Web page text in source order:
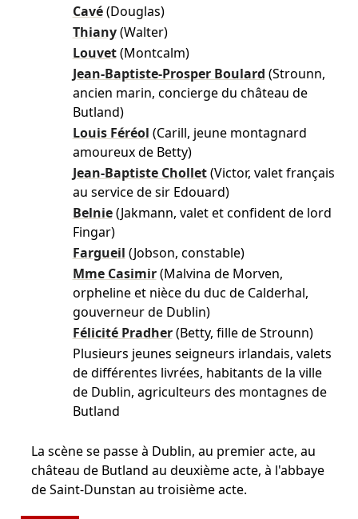
Cavé (Douglas)
Thiany (Walter)
Louvet (Montcalm)
Jean-Baptiste-Prosper Boulard (Strounn,
ancien marin, concierge du château de
Butland)
Louis Féréol (Carill, jeune montagnard
amoureux de Betty)
Jean-Baptiste Chollet (Victor, valet français
au service de sir Edouard)
Belnie (Jakmann, valet et confident de lord
Fingar)
Fargueil (Jobson, constable)
Mme Casimir (Malvina de Morven,
orpheline et nièce du duc de Calderhal,
gouverneur de Dublin)
Félicité Pradher (Betty, fille de Strounn)
Plusieurs jeunes seigneurs irlandais, valets
de différentes livrées, habitants de la ville
de Dublin, agriculteurs des montagnes de
Butland
La scène se passe à Dublin, au premier acte, au
château de Butland au deuxième acte, à l'abbaye
de Saint-Dunstan au troisième acte.